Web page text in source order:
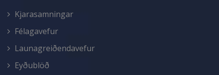
Kjarasamningar
Félagavefur
Launagreiðendavefur
Eyðublöð